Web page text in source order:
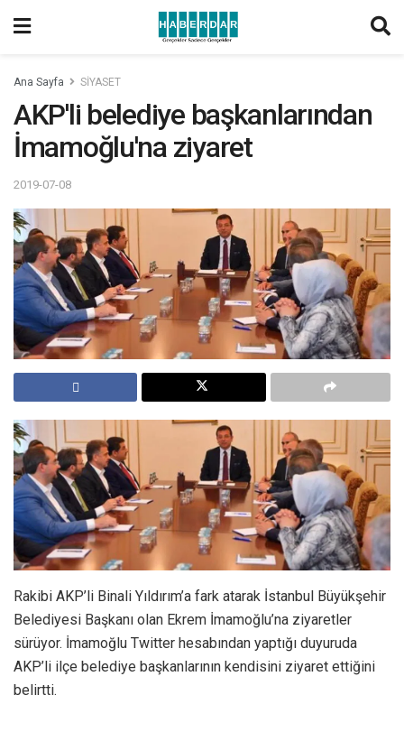
Ana Sayfa SİYASET
AKP'li belediye başkanlarından
İmamoğlu'na ziyaret
2019-07-08
Rakibi AKP’li Binali Yıldırım’a fark atarak İstanbul Büyükşehir
Belediyesi Başkanı olan Ekrem İmamoğlu’na ziyaretler
sürüyor. İmamoğlu Twitter hesabından yaptığı duyuruda
AKP’li ilçe belediye başkanlarının kendisini ziyaret ettiğini
belirtti.